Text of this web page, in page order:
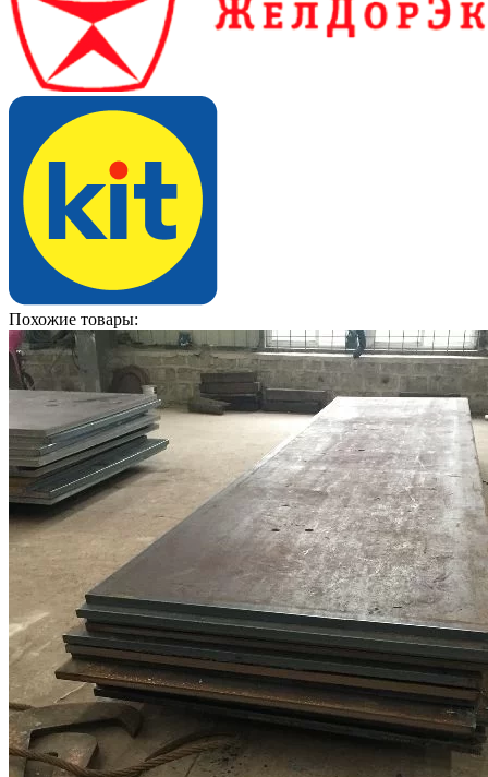
Похожие товары: